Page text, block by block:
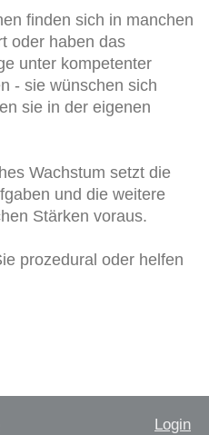
finden sich in manchen
oder haben das
unter kompetenter
- sie wünschen sich
sie in der eigenen
Wachstum setzt die
und die weitere
Stärken voraus.
prozedural oder helfen
Login